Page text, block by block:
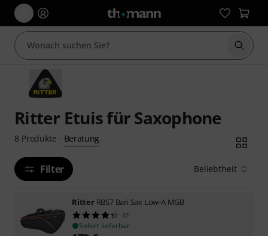
Suche
Ritter Etuis für Saxophone
8 Produkte · Beratung
Filter Beliebtheit
Ritter RBS7 Bari Sax Low-A MGB
31
Sofort lieferbar